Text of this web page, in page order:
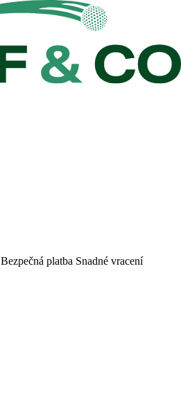
Bezpečná platba Snadné vracení